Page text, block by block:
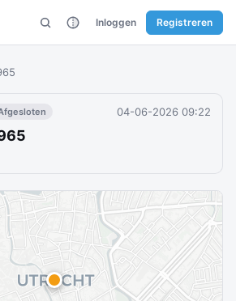
Inloggen Registreren
04-06-2026 09:22